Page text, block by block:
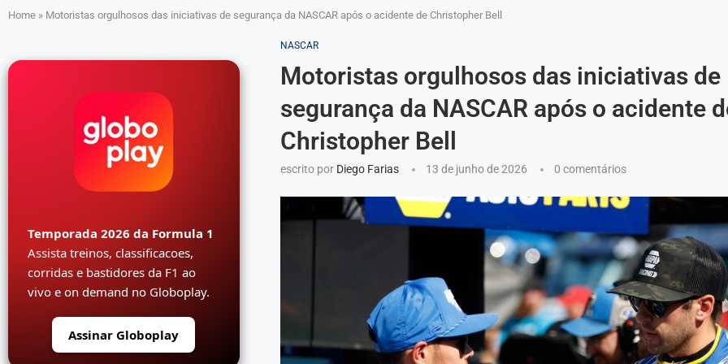
Home » Motoristas orgulhosos das iniciativas de segurança da NASCAR após o acidente de Christopher Bell
NASCAR
Motoristas orgulhosos das iniciativas de
segurança da NASCAR após o acidente
Christopher Bell
escrito por Diego Farias 13 de junho de 2026 0 comentários
Temporada 2026 da Formula 1
Assista treinos, classificacoes,
corridas e bastidores da F1 ao
vivo e on demand no Globoplay.
Assinar Globoplay